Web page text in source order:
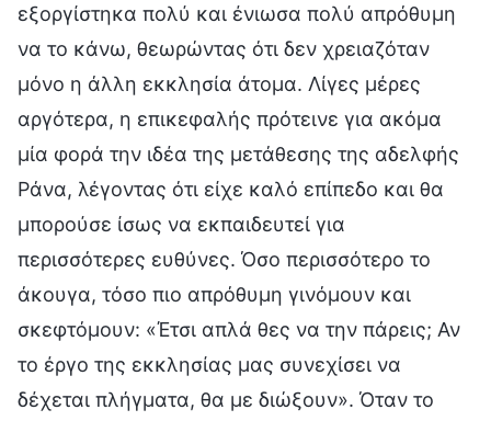
εξοργίστηκα πολύ και ένιωσα πολύ απρόθυμη
να το κάνω, θεωρώντας ότι δεν χρειαζόταν
μόνο η άλλη εκκλησία άτομα. Λίγες μέρες
αργότερα, η επικεφαλής πρότεινε για ακόμα
μία φορά την ιδέα της μετάθεσης της αδελφής
Ράνα, λέγοντας ότι είχε καλό επίπεδο και θα
μπορούσε ίσως να εκπαιδευτεί για
περισσότερες ευθύνες. Όσο περισσότερο το
άκουγα, τόσο πιο απρόθυμη γινόμουν και
σκεφτόμουν: «Έτσι απλά θες να την πάρεις; Αν
το έργο της εκκλησίας μας συνεχίσει να
δέχεται πλήγματα, θα με διώξουν». Όταν το